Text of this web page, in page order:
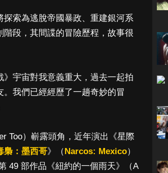
索為逃脫帝國暴政、重建銀河系
段，其間諜的冒險歷程，故事很
宇宙對我意義重大，過去一起拍
我們已經經歷了一趟奇妙的冒
Too）嶄露頭角，近年演出《星際
梟：墨西哥》（Narcos: Mexico）
49 部作品《紐約的一個雨天》（A